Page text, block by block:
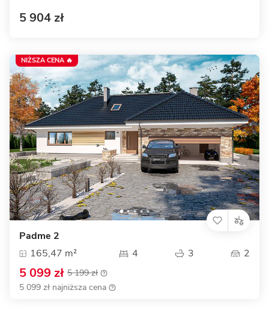
5 904 zł
Padme 2
165,47 m²
4 3 2
5 099 zł 5 199 zł
5 099 zł najniższa cena
NIŻSZA CENA 🔥